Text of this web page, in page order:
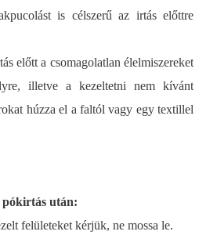
is célszerű az irtás előttre
előtt a csomagolatlan élelmiszereket
illetve a kezeltetni nem kívánt
húzza el a faltól vagy egy textillel
pókirtás után:
felületeket kérjük, ne mossa le.